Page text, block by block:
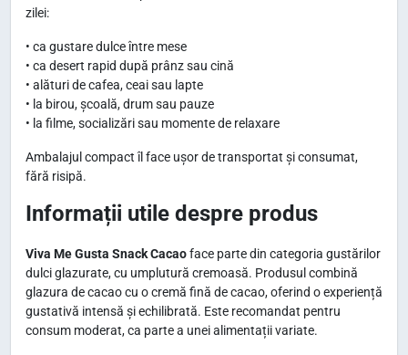
zilei:
• ca gustare dulce între mese
• ca desert rapid după prânz sau cină
• alături de cafea, ceai sau lapte
• la birou, școală, drum sau pauze
• la filme, socializări sau momente de relaxare
Ambalajul compact îl face ușor de transportat și consumat,
fără risipă.
Informații utile despre produs
Viva Me Gusta Snack Cacaoface parte din categoria gustărilor
dulci glazurate, cu umplutură cremoasă. Produsul combină
glazura de cacao cu o cremă fină de cacao, oferind o experiență
gustativă intensă și echilibrată. Este recomandat pentru
consum moderat, ca parte a unei alimentații variate.